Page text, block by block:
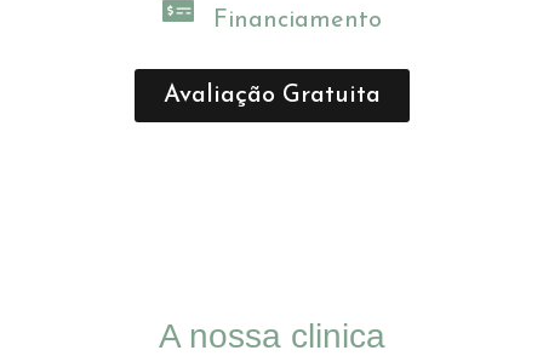
Financiamento
Avaliação Gratuita
A nossa clinica